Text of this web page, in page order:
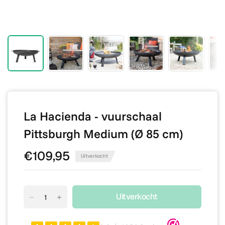
La Hacienda - vuurschaal
Pittsburgh Medium (Ø 85 cm)
€109,95 Uitverkocht
Uitverkocht